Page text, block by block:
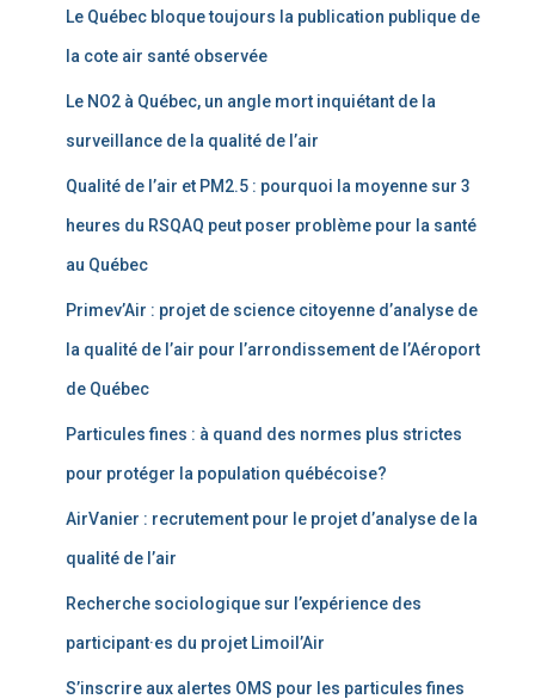
Le Québec bloque toujours la publication publique de
la cote air santé observée
Le NO2 à Québec, un angle mort inquiétant de la
surveillance de la qualité de l’air
Qualité de l’air et PM2.5 : pourquoi la moyenne sur 3
heures du RSQAQ peut poser problème pour la santé
au Québec
Primev’Air : projet de science citoyenne d’analyse de
la qualité de l’air pour l’arrondissement de l’Aéroport
de Québec
Particules fines : à quand des normes plus strictes
pour protéger la population québécoise?
AirVanier : recrutement pour le projet d’analyse de la
qualité de l’air
Recherche sociologique sur l’expérience des
participant·es du projet Limoil’Air
S’inscrire aux alertes OMS pour les particules fines